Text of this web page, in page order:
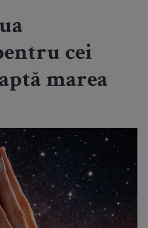
cei
marea